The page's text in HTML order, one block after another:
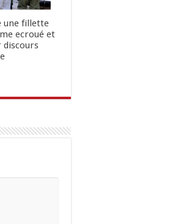
une fillette
ecroué et
discours